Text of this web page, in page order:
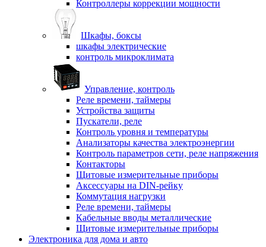
Контроллеры коррекции мощности
Шкафы, боксы
шкафы электрические
контроль микроклимата
Управление, контроль
Реле времени, таймеры
Устройства защиты
Пускатели, реле
Контроль уровня и температуры
Анализаторы качества электроэнергии
Контроль параметров сети, реле напряжения
Контакторы
Щитовые измерительные приборы
Аксессуары на DIN-рейку
Коммутация нагрузки
Реле времени, таймеры
Кабельные вводы металлические
Щитовые измерительные приборы
Электроника для дома и авто